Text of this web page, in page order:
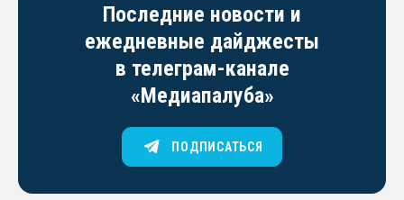
Последние новости и
ежедневные дайджесты
в телеграм-канале
«Медиапалуба»
ПОДПИСАТЬСЯ